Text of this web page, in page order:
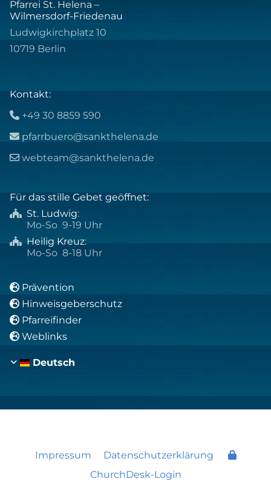
Pfarrei St. Helena –
Wilmersdorf-Friedenau
Ludwigkirchplatz 10
10719 Berlin
Kontakt:
 +49 30 8859 590
 pfarrbuero@sankthelena.de
 webteam@sankthelena.de
Für das stille Gebet geöffnet:
 St. Ludwig:
Mo-So 9-19 Uhr
 Heilig Kreuz:
Mo-So 8-18 Uhr
 Prävention
 Hinweisgeberschutz
 Pfarreifinder
 Weblinks
Deutsch
Impressum
Datenschutzerklärung
ChurchDesk-Login